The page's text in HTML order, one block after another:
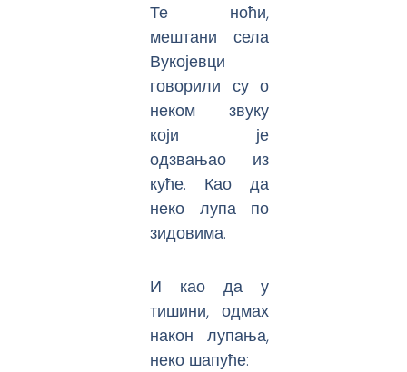
Те ноћи,
мештани села
Вукојевци
говорили су о
неком звуку
који је
одзвањао из
куће. Као да
неко лупа по
зидовима.
И као да у
тишини, одмах
након лупања,
неко шапуће: